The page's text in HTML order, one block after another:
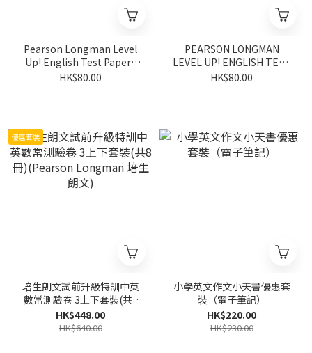
Pearson Longman Level
Up! English Test Papers
3A
HK$80.00
PEARSON LONGMAN
LEVEL UP! ENGLISH TEST
PAPERS 3B(Pearson
HK$80.00
優惠套裝
培生朗文試前升級特訓中英
數常測驗卷 3上下套裝(共8
冊)(Pearson Longman 培
生朗文)
HK$448.00
HK$640.00
小學英文作文小天書優惠套
裝（電子筆記）
HK$220.00
HK$230.00